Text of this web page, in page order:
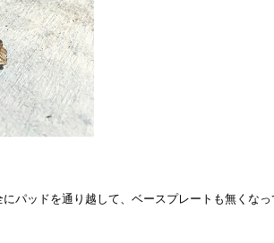
パッドを通り越して、ベースプレートも無くなっ